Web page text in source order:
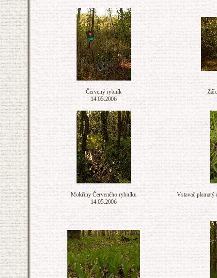
Červený rybník
14.05.2006
Mokřiny Červeného rybníku
14.05.2006
Vstavač plamatý